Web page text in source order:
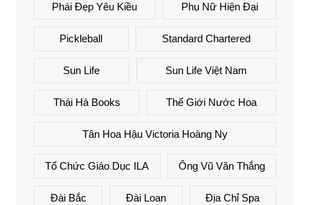
Phái Đẹp Yêu Kiều Phụ Nữ Hiện Đại
Pickleball Standard Chartered
Sun Life Sun Life Việt Nam
Thái Hà Books Thế Giới Nước Hoa
Tân Hoa Hậu Victoria Hoàng Ny
Tổ Chức Giáo Dục ILA Ông Vũ Văn Thắng
Đài Bắc Đài Loan Địa Chỉ Spa